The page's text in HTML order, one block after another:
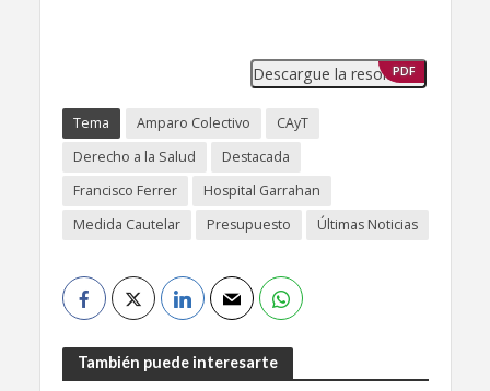
Descargue la resolución
PDF
Tema Amparo Colectivo
CAyT
Derecho a la Salud
Destacada
Francisco Ferrer
Hospital Garrahan
Medida Cautelar
Presupuesto Últimas Noticias
También puede interesarte